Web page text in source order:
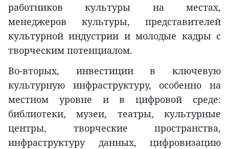
работников культуры на местах,
менеджеров культуры, представителей
культурной индустрии и молодые кадры с
творческим потенциалом.
Во-вторых, инвестиции в ключевую
культурную инфраструктуру, особенно на
местном уровне и в цифровой среде:
библиотеки, музеи, театры, культурные
центры, творческие пространства,
инфраструктуру данных, цифровизацию